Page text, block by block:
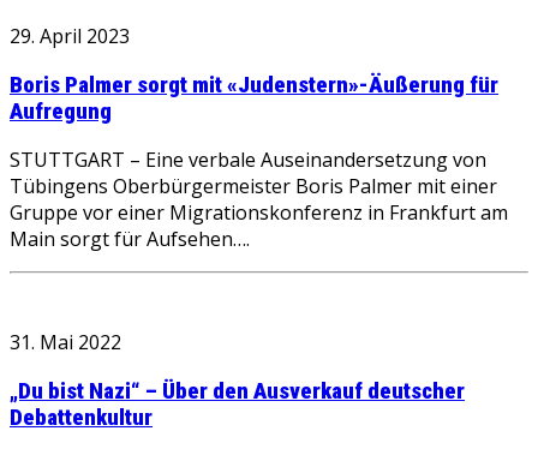
29. April 2023
Boris Palmer sorgt mit «Judenstern»-Äußerung für
Aufregung
STUTTGART – Eine verbale Auseinandersetzung von
Tübingens Oberbürgermeister Boris Palmer mit einer
Gruppe vor einer Migrationskonferenz in Frankfurt am
Main sorgt für Aufsehen….
31. Mai 2022
„Du bist Nazi“ – Über den Ausverkauf deutscher
Debattenkultur